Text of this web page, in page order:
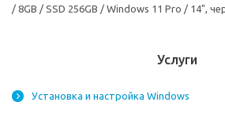
/ 8GB / SSD 256GB / Windows 11 Pro /
Услуги
Установка и настройка Windows